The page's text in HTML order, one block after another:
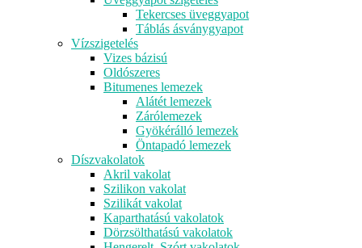
Tekercses üveggyapot
Táblás ásványgyapot
Vízszigetelés
Vizes bázisú
Oldószeres
Bitumenes lemezek
Alátét lemezek
Zárólemezek
Gyökérálló lemezek
Öntapadó lemezek
Díszvakolatok
Akril vakolat
Szilikon vakolat
Szilikát vakolat
Kaparthatású vakolatok
Dörzsölthatású vakolatok